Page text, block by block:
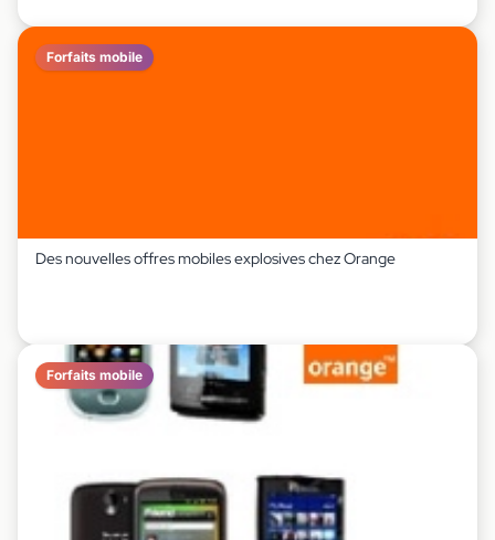
Forfaits mobile
Des nouvelles offres mobiles explosives chez Orange
Forfaits mobile